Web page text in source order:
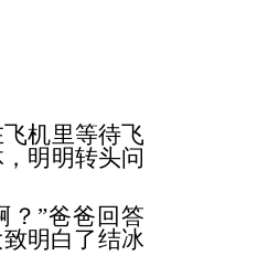
机里等待飞
明明转头问
”爸爸回答
明白了结冰